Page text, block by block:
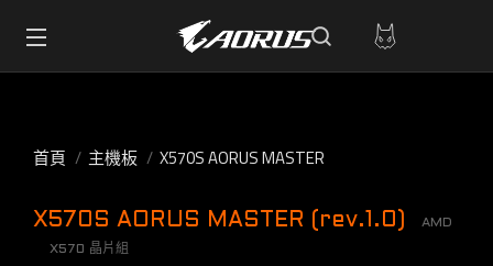
首頁 主機板 X570S AORUS MASTER
X570S AORUS MASTER (rev.1.0)
AMD
X570 晶片組